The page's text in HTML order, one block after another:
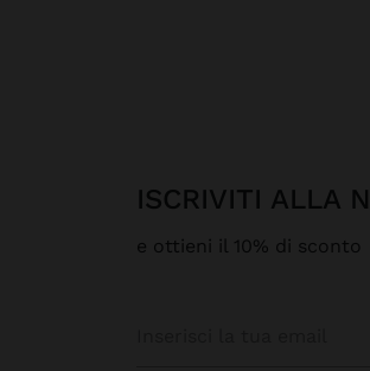
ISCRIVITI ALLA
e ottieni il 10% di sconto